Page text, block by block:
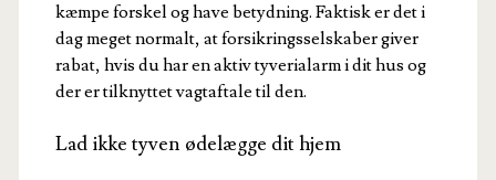
kæmpe forskel og have betydning. Faktisk er det i
dag meget normalt, at forsikringsselskaber giver
rabat, hvis du har en aktiv tyverialarm i dit hus og
der er tilknyttet vagtaftale til den.
Lad ikke tyven ødelægge dit hjem